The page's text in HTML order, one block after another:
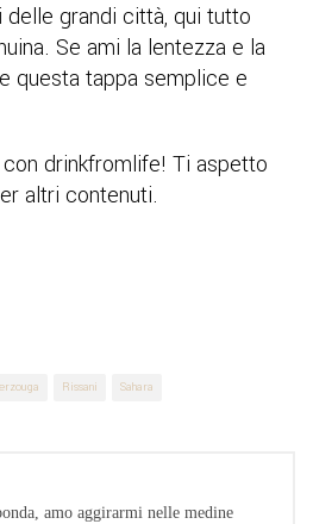
delle grandi città, qui tutto
Se ami la lentezza e la
questa tappa semplice e
drinkfromlife! Ti aspetto
altri contenuti.
Rissani Sahara
amo aggirarmi nelle medine